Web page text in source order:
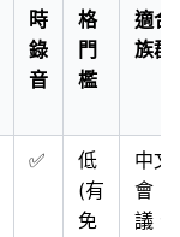
時
錄
音
格
門
檻
適合
族群
✅
低
(有
免
中文
會
議、